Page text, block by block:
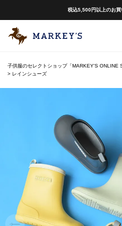
税込5,500円以上のお買
子供服のセレクトショップ「MARKEY'S ONLINE
レインシューズ